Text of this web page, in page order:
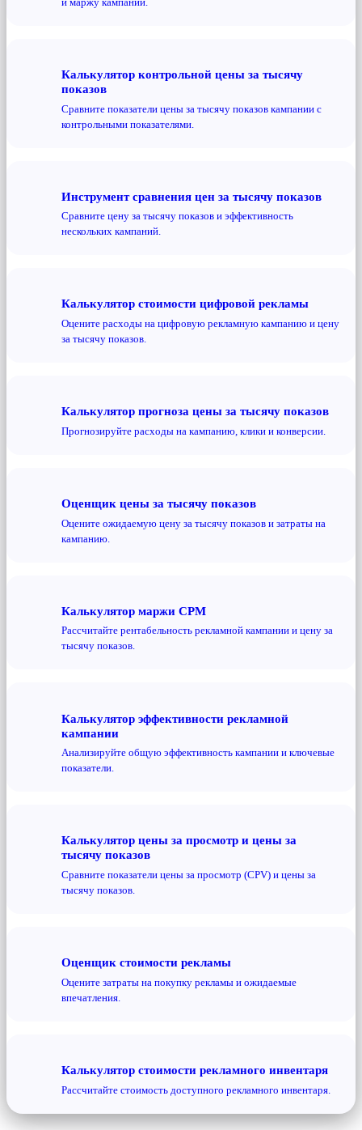
Калькулятор контрольной цены за тысячу
показов
Сравните показатели цены за тысячу показов кампании с
контрольными показателями.
Инструмент сравнения цен за тысячу показов
Сравните цену за тысячу показов и эффективность
нескольких кампаний.
Калькулятор стоимости цифровой рекламы
Оцените расходы на цифровую рекламную кампанию и цену
за тысячу показов.
Калькулятор прогноза цены за тысячу показов
Прогнозируйте расходы на кампанию, клики и конверсии.
Оценщик цены за тысячу показов
Оцените ожидаемую цену за тысячу показов и затраты на
кампанию.
Калькулятор маржи CPM
Рассчитайте рентабельность рекламной кампании и цену за
тысячу показов.
Калькулятор эффективности рекламной
кампании
Анализируйте общую эффективность кампании и ключевые
показатели.
Калькулятор цены за просмотр и цены за
тысячу показов
Сравните показатели цены за просмотр (CPV) и цены за
тысячу показов.
Оценщик стоимости рекламы
Оцените затраты на покупку рекламы и ожидаемые
впечатления.
Калькулятор стоимости рекламного инвентаря
Рассчитайте стоимость доступного рекламного инвентаря.